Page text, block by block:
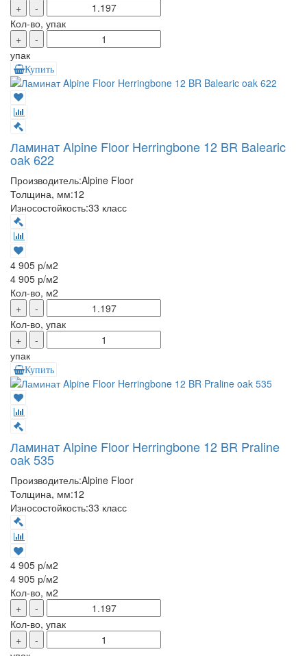
+
-
Кол-во, упак
+
-
упак
Купить
Ламинат Alpine Floor Herringbone 12 BR Balearic
oak 622
Производитель:Alpine Floor
Толщина, мм:12
Износостойкость:33 класс
4 905 р/м2
4 905 р/м2
Кол-во, м2
+
-
Кол-во, упак
+
-
упак
Купить
Ламинат Alpine Floor Herringbone 12 BR Praline
oak 535
Производитель:Alpine Floor
Толщина, мм:12
Износостойкость:33 класс
4 905 р/м2
4 905 р/м2
Кол-во, м2
+
-
Кол-во, упак
+
-